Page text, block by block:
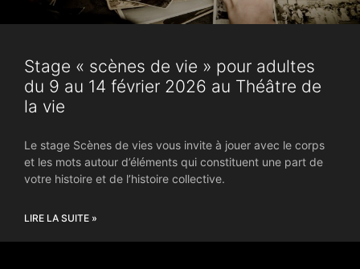
Stage « scènes de vie » pour adultes
du 9 au 14 février 2026 au Théâtre de
la vie
Le stage Scènes de vies vous invite à jouer avec le corps
et les mots autour d’éléments qui constituent une part de
votre histoire et de l’histoire collective.
LIRE LA SUITE »